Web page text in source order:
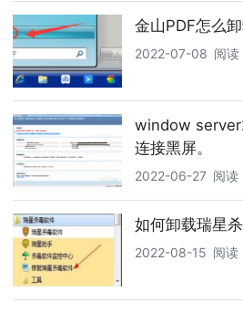
金山PDF怎么
2022-07-08 阅
window
连接黑屏。
2022-06-27 阅读
如何卸载瑞星
2022-08-15 阅读